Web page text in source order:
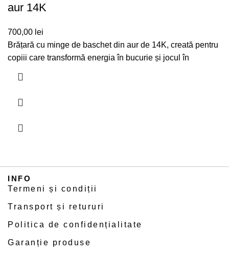
aur 14K
700,00 lei
Brățară cu minge de baschet din aur de 14K, creată pentru
copiii care transformă energia în bucurie și jocul în
INFO
Termeni și condiții
Transport și retururi
Politica de confidențialitate
Garanție produse